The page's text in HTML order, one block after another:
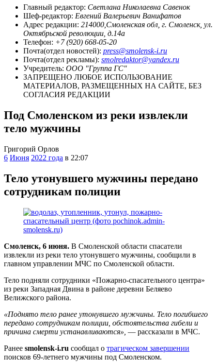
Главный редактор: Светлана Николаевна Савенок
Шеф-редактор: Евгений Валерьевич Ванифатов
Адрес редакции: 214000,Смоленская обл, г. Смоленск, ул.
Октябрьской революции, д.14а
Телефон: +7 (920) 668-05-20
Почта(отдел новостей): press@smolensk-i.ru
Почта(отдел рекламы): smolredaktor@yandex.ru
Учредитель: ООО "Группа ГС"
ЗАПРЕЩЕНО ЛЮБОЕ ИСПОЛЬЗОВАНИЕ
МАТЕРИАЛОВ, РАЗМЕЩЕННЫХ НА САЙТЕ, БЕЗ
СОГЛАСИЯ РЕДАКЦИИ
Под Смоленском из реки извлекли
тело мужчины
Григорий Орлов
6 Июня 2022 года в 22:07
Тело утонувшего мужчины передано
сотрудникам полиции
Смоленск, 6 июня. В Смоленской области спасатели
извлекли из реки тело утонувшего мужчины, сообщили в
главном управлении МЧС по Смоленской области.
Тело подняли сотрудники «Пожарно-спасательного центра»
из реки Западная Двина в районе деревни Беляево
Велижского района.
«Поднято тело ранее утонувшего мужчины. Тело погибшего
передано сотрудникам полиции, обстоятельства гибели и
причина смерти устанавливаются», — рассказали в МЧС.
Ранее smolensk-i.ru сообщал о трагическом завершении
поисков 69-летнего мужчины под Смоленском.